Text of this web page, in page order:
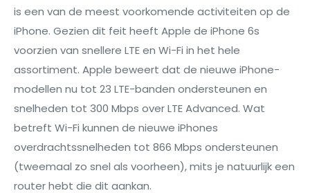
is een van de meest voorkomende activiteiten op de
iPhone. Gezien dit feit heeft Apple de iPhone 6s
voorzien van snellere LTE en Wi-Fi in het hele
assortiment. Apple beweert dat de nieuwe iPhone-
modellen nu tot 23 LTE-banden ondersteunen en
snelheden tot 300 Mbps over LTE Advanced. Wat
betreft Wi-Fi kunnen de nieuwe iPhones
overdrachtssnelheden tot 866 Mbps ondersteunen
(tweemaal zo snel als voorheen), mits je natuurlijk een
router hebt die dit aankan.